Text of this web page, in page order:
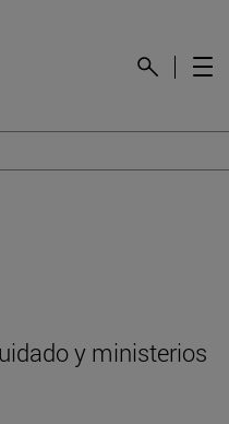
y ministerios